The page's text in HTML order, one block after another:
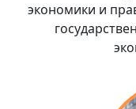
экономики и